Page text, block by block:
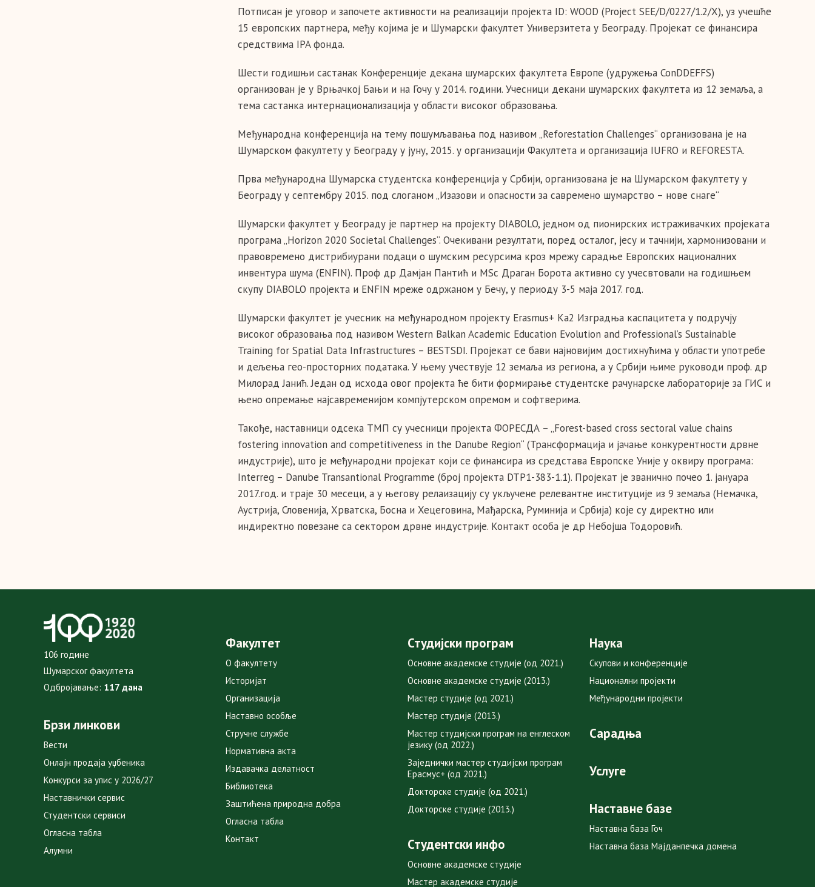
Потписан је уговор и започете активности на реализацији пројекта ID: WOOD (Project SEE/D/0227/1.2/X), уз учешће
15 европских партнера, међу којима је и Шумарски факултет Универзитета у Београду. Пројекат се финансира
средствима IPA фонда.
Шести годишњи састанак Конференције декана шумарских факултета Европе (удружења ConDDEFFS)
организован је у Врњачкој Бањи и на Гочу у 2014. години. Учесници декани шумарских факултета из 12 земаља, а
тема састанка интернационализација у области високог образовања.
Међународна конференција на тему пошумљавања под називом „Reforestation Challenges“ организована је на
Шумарском факултету у Београду у jуну, 2015. у организацији Факултета и организација IUFRO и REFORESTA.
Прва међународна Шумарска студентска конференција у Србији, организована је на Шумарском факултету у
Београду у септембру 2015. под слоганом „Изазови и опасности за савремено шумарство – нове снаге“
Шумарски факултет у Београду је партнер на пројекту DIABOLO, једном од пионирских истраживачких пројеката
програма „Horizon 2020 Societal Challenges“. Очекивани резултати, поред осталог, јесу и тачнији, хармонизовани и
правовремено дистрибиурани подаци о шумским ресурсима кроз мрежу сарадње Европских националних
инвентура шума (ENFIN). Проф др Дамјан Пантић и MSc Драган Борота активно су учесвтовали на годишњем
скупу DIABOLO пројекта и ENFIN мреже одржаном у Бечу, у периоду 3-5 маја 2017. год.
Шумарски факултет је учесник на међународном пројекту Erasmus+ Ka2 Изградња каспацитета у подручју
високог образовања под називом Western Balkan Academic Education Evolution and Professional’s Sustainable
Training for Spatial Data Infrastructures – BESTSDI. Пројекат се бави најновијим достихнућима у области употребе
и дељења гео-просторних података. У њему учествује 12 земаља из региона, а у Србији њиме руководи проф. др
Милорад Јанић. Један од исхода овог пројекта ће бити формирање студентске рачунарске лабораторије за ГИС и
њено опремање најсавременијом компјутерском опремом и софтверима.
Такође, наставници одсека ТМП су учесници пројекта ФОРЕСДА – „Forest-based cross sectoral value chains
fostering innovation and competitiveness in the Danube Region“ (Трансформација и јачање конкурентности дрвне
индустрије), што је међународни прoјекат који се финансира из средстава Европске Уније у оквиру програма:
Interreg – Danube Transantional Programme (број пројекта DTP1-383-1.1). Пројекат је званично почео 1. јануара
2017.год. и траје 30 месеци, а у његову релаизацију су укључене релевантне институције из 9 земаља (Немачка,
Аустрија, Словенија, Хрватска, Босна и Хецеговина, Мађарска, Руминија и Србија) које су директно или
индиректно повезане са сектором дрвне индустрије. Контакт особа је др Небојша Тодоровић.
106 године
Шумарског факултета
Одбројавање: 117 дана
Брзи линкови
Вести
Онлајн продаја уџбеника
Конкурси за упис у 2026/27
Наставнички сервис
Студентски сервиси
Огласна табла
Алумни
Факултет
О факултету
Историјат
Организација
Наставно особље
Стручне службе
Нормативна акта
Издавачка делатност
Библиотека
Заштићена природна добра
Огласна табла
Контакт
Студијски програм
Основне академске студије (од 2021.)
Основне академске студије (2013.)
Мастер студије (од 2021.)
Мастер студије (2013.)
Мастер студијски програм на енглеском
језику (од 2022.)
Заједнички мастер студијски програм
Ерасмус+ (од 2021.)
Докторске студије (од 2021.)
Докторске студије (2013.)
Студентски инфо
Основне академске студије
Мастер академске студије
Наука
Скупови и конференције
Национални пројекти
Међународни пројекти
Сарадња
Услуге
Наставне базе
Наставна база Гоч
Наставна база Мајданпечка домена